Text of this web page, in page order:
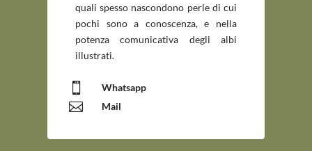
quali spesso nascondono perle di cui
pochi sono a conoscenza, e nella
potenza comunicativa degli albi
illustrati.
 Whatsapp
 Mail